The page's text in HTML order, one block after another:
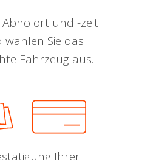
Abholort und -zeit
wählen Sie das
Fahrzeug aus.
Ihrer